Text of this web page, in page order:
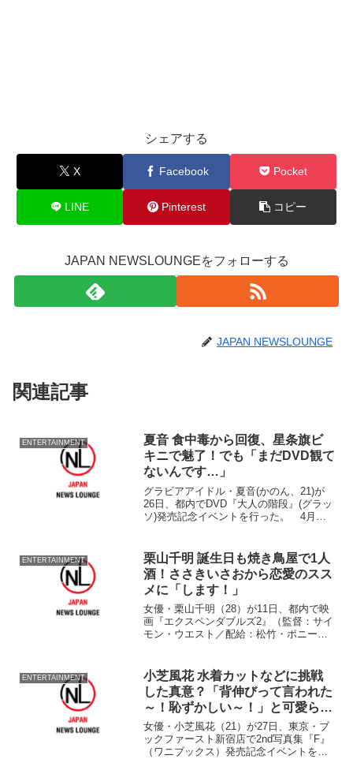
シェアする
X Facebook Pocket
LINE Pinterest コピー
JAPAN NEWSLOUNGEをフォローする
JAPAN NEWSLOUNGE
関連記事
ENTERTAINMENT
夏音 食中毒から回復、星条旗ビ
キニで魅了！でも「まだDVD観て
ないんです…」
グラビアアイドル・夏音(かのん、21)が
26日、都内でDVD『大人の階段』(グラッ
ソ)発売記念イベントを行った。 4月に
ラブルに見舞われた夏音。同27日に行わ
れるはずだ...
ENTERTAINMENT
栗山千明 誕生日も焼き鳥屋で1人
酒！ささきいさおから恋愛のスス
メに「します！」
女優・栗山千明（28）が11日、都内で映
画『エクスペンダブルズ2』（監督：サイ
モン・ウエスト／配給：松竹・ポニーキ
お（70）、玄田哲章（64）とともに登場
した。 シルベ...
ENTERTAINMENT
小芝風花 水着カットなどに挑戦
した真意？「背伸びって言われた
～！恥ずかしい～！」と可愛らし
さ全開
女優・小芝風花（21）が27日、東京・ブ
ックファースト新宿店で2nd写真集『F』
（ワニブックス）発売記念イベントを開